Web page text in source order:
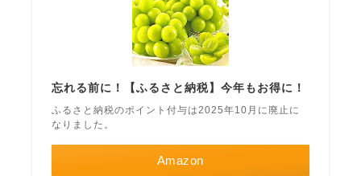
忘れる前に！【ふるさと納税】今年もお得に！
ふるさと納税のポイント付与は2025年10月に廃止に
なりました。
Amazon